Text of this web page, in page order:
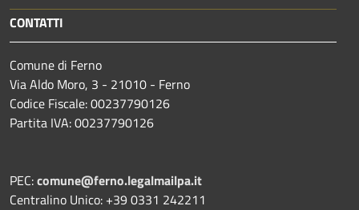
CONTATTI
Comune di Ferno
Via Aldo Moro, 3 - 21010 - Ferno
Codice Fiscale: 00237790126
Partita IVA: 00237790126
PEC:comune@ferno.legalmailpa.it
Centralino Unico: +39 0331 242211